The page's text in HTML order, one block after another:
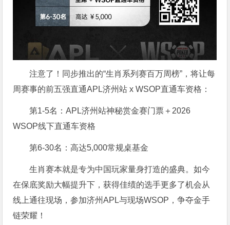
注意了！同步推出的“生肖系列赛百万周榜”，将让每
周赛事的前五强直通APL济州站 x WSOP直通车资格：
第1-5名：APL济州站神秘赏金赛门票＋2026
WSOP线下直通车资格
第6-30名：高达5,000常规桌基金
生肖赛本就是专为中国玩家量身打造的盛典。如今
在保底奖励大幅提升下，获得佳绩的选手更多了机会从
线上通往现场，参加济州APL与现场WSOP，争夺金手
链荣耀！